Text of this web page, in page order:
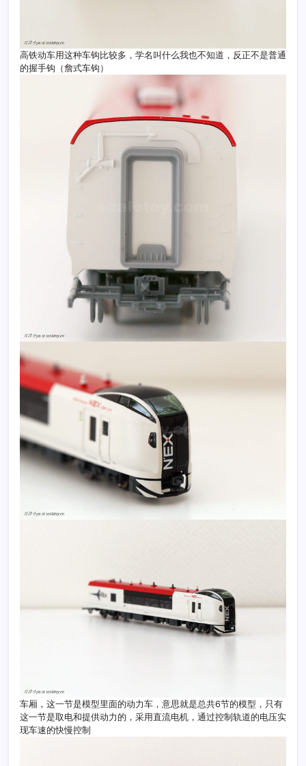
高铁动车用这种车钩比较多，学名叫什么我也不知道，反正不是普通
的握手钩（詹式车钩）
车厢，这一节是模型里面的动力车，意思就是总共6节的模型，只有
这一节是取电和提供动力的，采用直流电机，通过控制轨道的电压实
现车速的快慢控制